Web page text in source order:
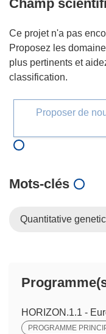
Champ
Ce projet n'a pas
Proposez les
plus pertinents et
classification.
Proposer de
Mots‑clés
Quantitative
HORIZON.1.1 -
PROGRAMME